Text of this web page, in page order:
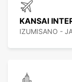
KANSAI
IZUMISANO -